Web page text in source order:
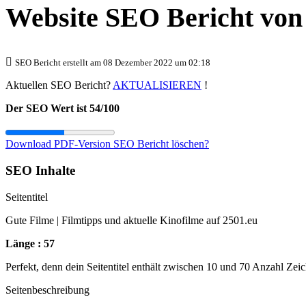
Website SEO Bericht von
SEO Bericht erstellt am 08 Dezember 2022 um 02:18
Aktuellen SEO Bericht? AKTUALISIEREN !
Der SEO Wert ist 54/100
Download PDF-Version SEO Bericht löschen?
SEO Inhalte
Seitentitel
Gute Filme | Filmtipps und aktuelle Kinofilme auf 2501.eu
Länge : 57
Perfekt, denn dein Seitentitel enthält zwischen 10 und 70 Anzahl
Seitenbeschreibung